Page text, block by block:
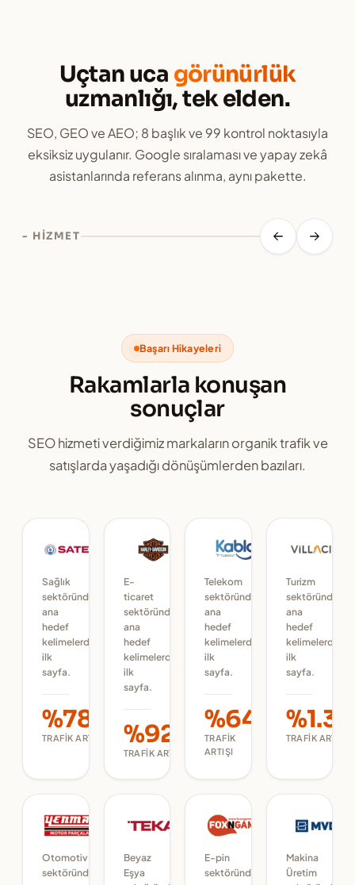
Uçtan uca görünürlük
uzmanlığı, tek elden.
SEO, GEO ve AEO; 8 başlık ve 99 kontrol noktasıyla
eksiksiz uygulanır. Google sıralaması ve yapay zekâ
asistanlarında referans alınma, aynı pakette.
- HİZMET
Başarı Hikayeleri
Rakamlarla konuşan
sonuçlar
SEO hizmeti verdiğimiz markaların organik trafik ve
satışlarda yaşadığı dönüşümlerden bazıları.
Sağlık
sektöründe
ana
hedef
kelimelerde
ilk
sayfa.
%780
TRAFIK ARTIŞI
E-
ticaret
sektöründe
ana
hedef
kelimelerde
ilk
sayfa.
%920
TRAFIK ARTIŞI
Telekom
sektöründe
ana
hedef
kelimelerde
ilk
sayfa.
%64
TRAFIK
ARTIŞI
Turizm
sektöründe
ana
hedef
kelimelerde
ilk
sayfa.
TRAFIK ARTIŞI
Otomotiv
sektöründe
Beyaz
Eşya
E-pin
sektöründe
Makina
Üretim